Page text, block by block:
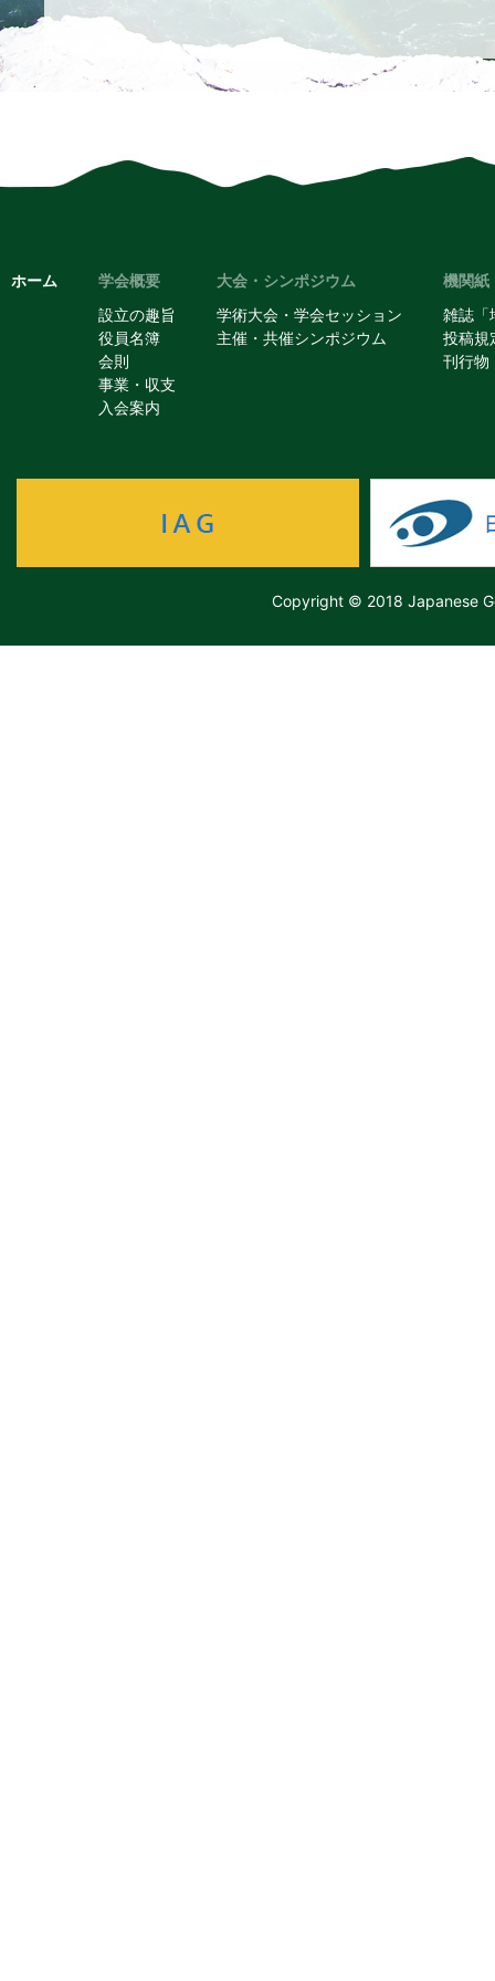
2021年10月16日
JGU秋の学校2021
JGU秋の学校2021「ドローン計測
報を掲載しました。
こちらのページ
ホーム
学会概要
設立の趣旨
役員名簿
会則
事業・収支
入会案内
大会・シンポジウム
学術大会・学会セッション
主催・共催シンポジウム
機関紙
雑誌「
投稿規
刊行物
Copyright © 2018 Japanese